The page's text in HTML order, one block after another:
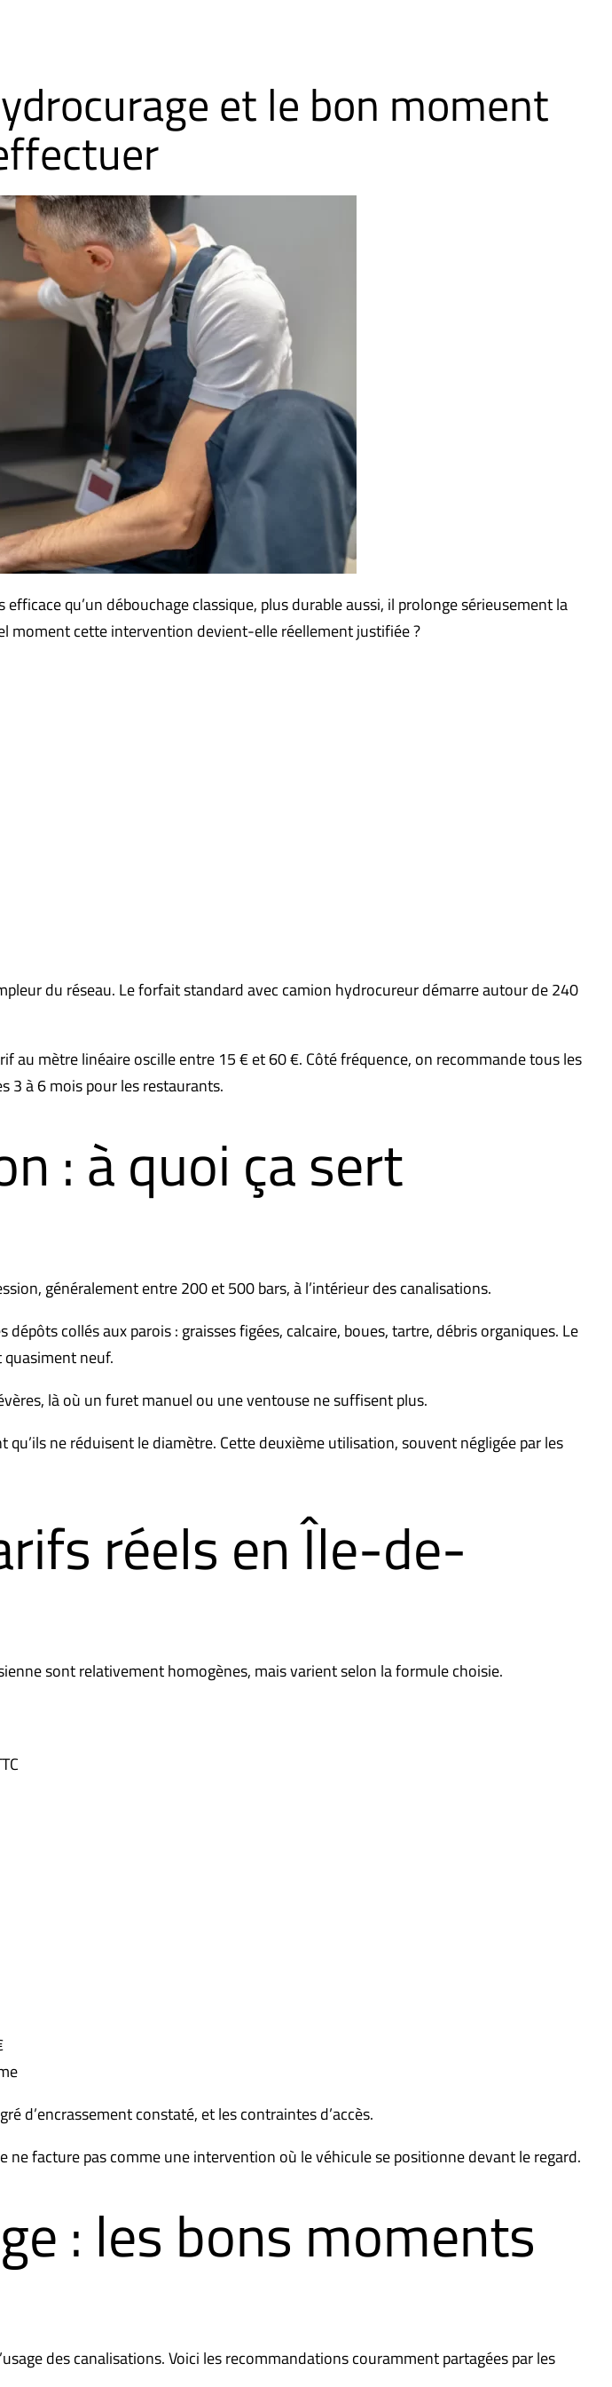
et le bon moment
qu’un débouchage classique, plus durable aussi, il prolonge sérieusement la
moment cette intervention devient-elle réellement justifiée ?
du réseau. Le forfait standard avec camion hydrocureur démarre autour de 240
au mètre linéaire oscille entre 15 € et 60 €. Côté fréquence, on recommande tous les
3 à 6 mois pour les restaurants.
: à quoi ça sert
généralement entre 200 et 500 bars, à l’intérieur des canalisations.
collés aux parois : graisses figées, calcaire, boues, tartre, débris organiques. Le
neuf.
là où un furet manuel ou une ventouse ne suffisent plus.
ne réduisent le diamètre. Cette deuxième utilisation, souvent négligée par les
réels en Île-de-
sont relativement homogènes, mais varient selon la formule choisie.
d’encrassement constaté, et les contraintes d’accès.
facture pas comme une intervention où le véhicule se positionne devant le regard.
: les bons moments
des canalisations. Voici les recommandations couramment partagées par les